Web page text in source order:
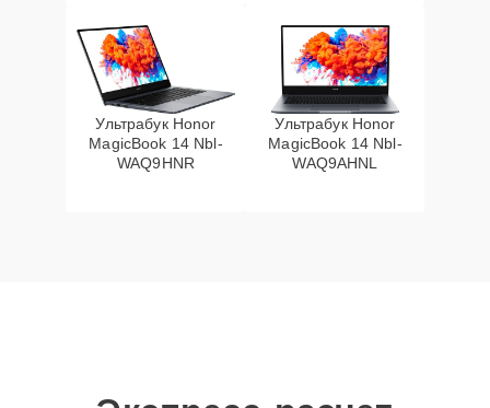
Ультрабук Honor
MagicBook 14 Nbl-
WAQ9HNR
Ультрабук Honor
MagicBook 14 Nbl-
WAQ9AHNL